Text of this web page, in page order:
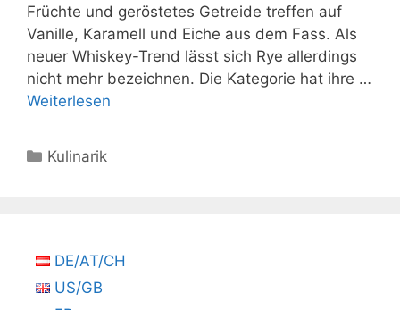
Früchte und geröstetes Getreide treffen auf
Vanille, Karamell und Eiche aus dem Fass. Als
neuer Whiskey-Trend lässt sich Rye allerdings
nicht mehr bezeichnen. Die Kategorie hat ihre …
Weiterlesen
Kategorien
Kulinarik
DE/AT/CH
US/GB